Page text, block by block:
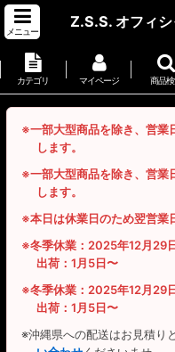
メニュー
Z.S.S. オフィ
カテゴリ マイページ 商品
※一部大型商品を除き、営業
します。
※一部大型商品を除き、営業
します。
※本日は休業日のため翌営業
※冬季休業：2025年12月29
出荷：1月5日〜
※冬季休業：2025年12月29
出荷：1月5日〜
※沖縄県への配送はお見積り